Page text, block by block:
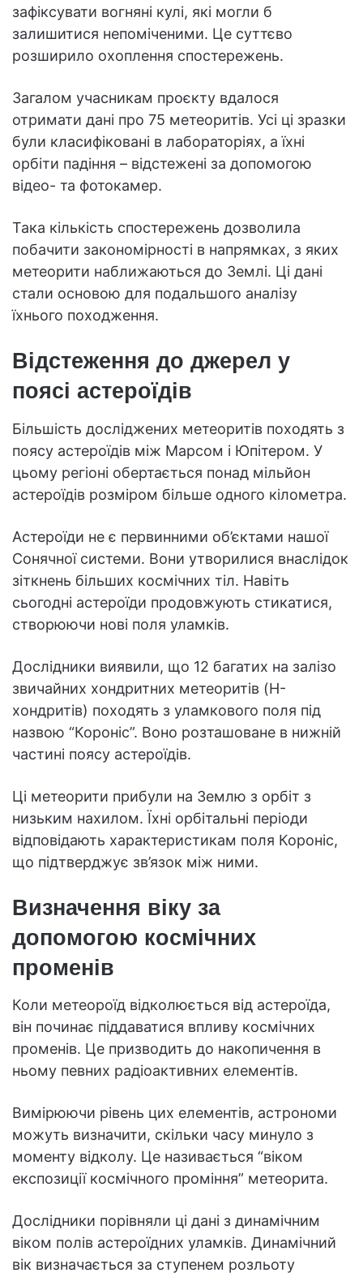
зафіксувати вогняні кулі, які могли б
залишитися непоміченими. Це суттєво
розширило охоплення спостережень.
Загалом учасникам проєкту вдалося
отримати дані про 75 метеоритів. Усі ці зразки
були класифіковані в лабораторіях, а їхні
орбіти падіння – відстежені за допомогою
відео- та фотокамер.
Така кількість спостережень дозволила
побачити закономірності в напрямках, з яких
метеорити наближаються до Землі. Ці дані
стали основою для подальшого аналізу
їхнього походження.
Відстеження до джерел у
поясі астероїдів
Більшість досліджених метеоритів походять з
поясу астероїдів між Марсом і Юпітером. У
цьому регіоні обертається понад мільйон
астероїдів розміром більше одного кілометра.
Астероїди не є первинними об’єктами нашої
Сонячної системи. Вони утворилися внаслідок
зіткнень більших космічних тіл. Навіть
сьогодні астероїди продовжують стикатися,
створюючи нові поля уламків.
Дослідники виявили, що 12 багатих на залізо
звичайних хондритних метеоритів (H-
хондритів) походять з уламкового поля під
назвою “Короніс”. Воно розташоване в нижній
частині поясу астероїдів.
Ці метеорити прибули на Землю з орбіт з
низьким нахилом. Їхні орбітальні періоди
відповідають характеристикам поля Короніс,
що підтверджує зв’язок між ними.
Визначення віку за
допомогою космічних
променів
Коли метеороїд відколюється від астероїда,
він починає піддаватися впливу космічних
променів. Це призводить до накопичення в
ньому певних радіоактивних елементів.
Вимірюючи рівень цих елементів, астрономи
можуть визначити, скільки часу минуло з
моменту відколу. Це називається “віком
експозиції космічного проміння” метеорита.
Дослідники порівняли ці дані з динамічним
віком полів астероїдних уламків. Динамічний
вік визначається за ступенем розльоту